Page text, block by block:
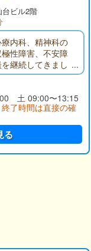
ビル2階
内科、精神科の
性障害、不安障
継続してきまし
やからだの不調
問題があると生
様に相談しやす
が出来れば幸いで
土 09:00〜13:15
了時間は直接の確
る